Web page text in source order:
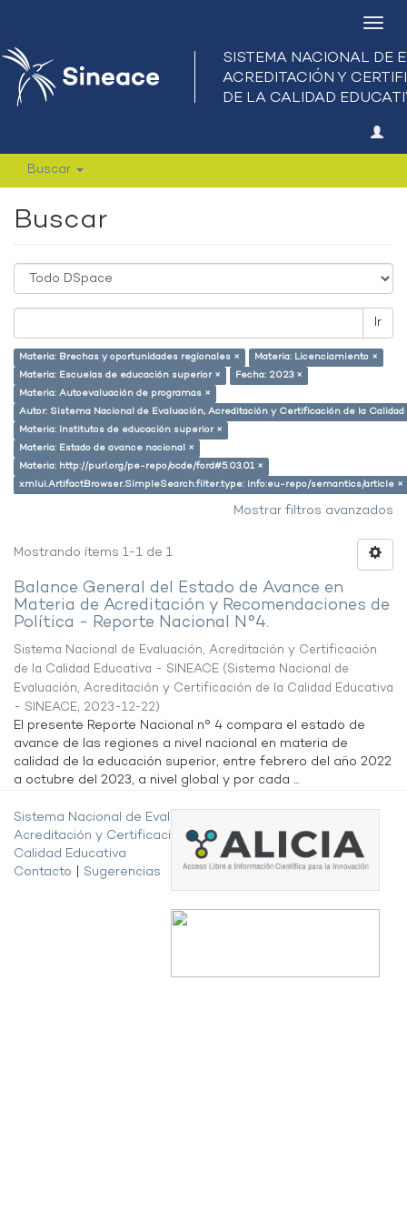
Buscar
Buscar
Ir
Materia: Brechas y oportunidades regionales ×
Materia: Licenciamiento ×
Materia: Escuelas de educación superior ×
Fecha: 2023 ×
Materia: Autoevaluación de programas ×
Autor: Sistema Nacional de Evaluación, Acreditación y Certificación de la
Materia: Institutos de educación superior ×
Materia: Estado de avance nacional ×
Materia: http://purl.org/pe-repo/ocde/ford#5.03.01 ×
xmlui.ArtifactBrowser.SimpleSearch.filter.type: info:eu-repo/semantics/article ×
Mostrar filtros avanzados
Mostrando ítems 1-1 de 1
Balance General del Estado de Avance en
Materia de Acreditación y Recomendaciones de
Política - Reporte Nacional N°4.
Sistema Nacional de Evaluación, Acreditación y Certificación
de la Calidad Educativa - SINEACE (Sistema Nacional de
Evaluación, Acreditación y Certificación de la Calidad Educativa
- SINEACE, 2023-12-22)
El presente Reporte Nacional n° 4 compara el estado de
avance de las regiones a nivel nacional en materia de
calidad de la educación superior, entre febrero del año 2022
a octubre del 2023, a nivel global y por cada ...
Sistema Nacional de Evaluación,
Acreditación y Certificación de la
Calidad Educativa
Contacto
Sugerencias